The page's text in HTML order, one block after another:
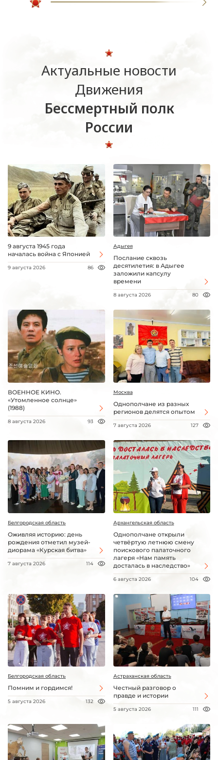
Актуальные новости
Движения
Бессмертный полк
России
9 августа 1945 года
началась война с Японией
9 августа 2026 86
Адыгея
Послание сквозь
десятилетия: в Адыгее
заложили капсулу
времени
8 августа 2026 80
ВОЕННОЕ КИНО.
«Утомленное солнце»
(1988)
8 августа 2026 93
Москва
Однополчане из разных
регионов делятся опытом
7 августа 2026 127
Белгородская область
Оживляя историю: день
рождения отметил музей-
диорама «Курская битва»
7 августа 2026 114
Архангельская область
Однополчане открыли
четвёртую летнюю смену
поискового палаточного
лагеря «Нам память
досталась в наследство»
6 августа 2026 104
Белгородская область
Помним и гордимся!
5 августа 2026 132
Астраханская область
Честный разговор о
правде и истории
5 августа 2026 111